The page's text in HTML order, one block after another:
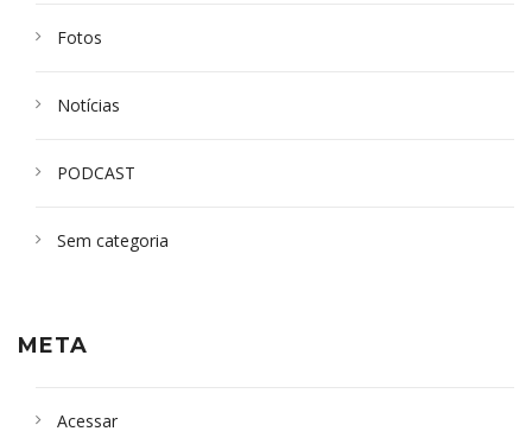
Fotos
Notícias
PODCAST
Sem categoria
META
Acessar